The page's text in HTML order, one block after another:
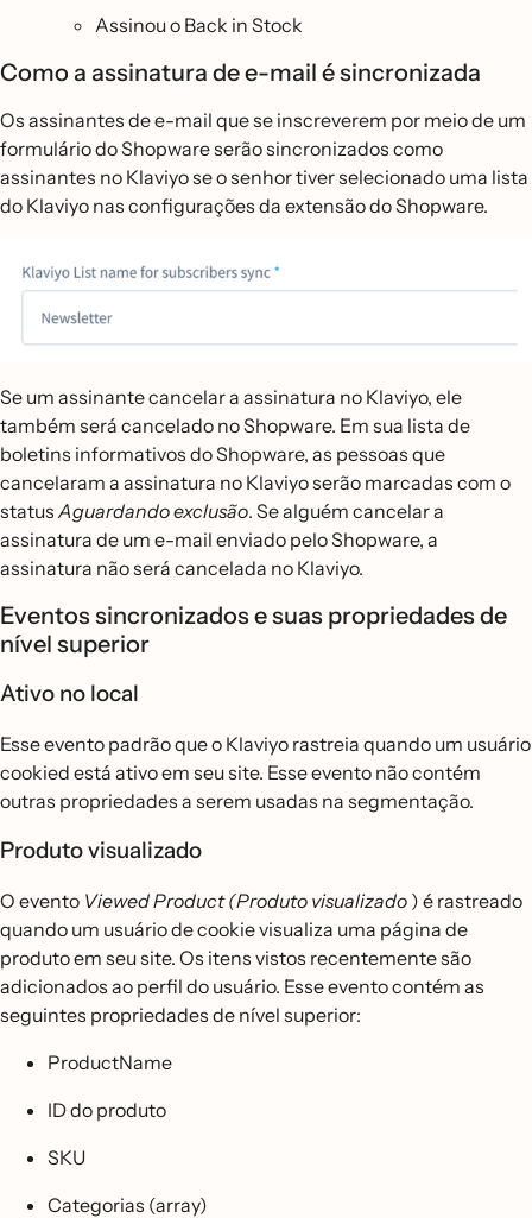
Assinou o Back in Stock
Como a assinatura de e-mail é sincronizada
Os assinantes de e-mail que se inscreverem por meio de um
formulário do Shopware serão sincronizados como
assinantes no Klaviyo se o senhor tiver selecionado uma lista
do Klaviyo nas configurações da extensão do Shopware.
Se um assinante cancelar a assinatura no Klaviyo, ele
também será cancelado no Shopware. Em sua lista de
boletins informativos do Shopware, as pessoas que
cancelaram a assinatura no Klaviyo serão marcadas com o
status Aguardando exclusão. Se alguém cancelar a
assinatura de um e-mail enviado pelo Shopware, a
assinatura não será cancelada no Klaviyo.
Eventos sincronizados e suas propriedades de
nível superior
Ativo no local
Esse evento padrão que o Klaviyo rastreia quando um usuário
cookied está ativo em seu site. Esse evento não contém
outras propriedades a serem usadas na segmentação.
Produto visualizado
O evento Viewed Product (Produto visualizado ) é rastreado
quando um usuário de cookie visualiza uma página de
produto em seu site. Os itens vistos recentemente são
adicionados ao perfil do usuário. Esse evento contém as
seguintes propriedades de nível superior:
ProductName
ID do produto
SKU
Categorias (array)